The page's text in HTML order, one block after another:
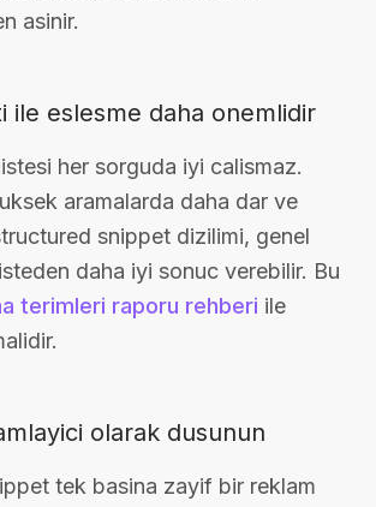
asinir.
ile eslesme daha onemlidir
her sorguda iyi calismaz.
aramalarda daha dar ve
snippet dizilimi, genel
daha iyi sonuc verebilir. Bu
terimleri raporu rehberi ile
olarak dusunun
tek basina zayif bir reklam